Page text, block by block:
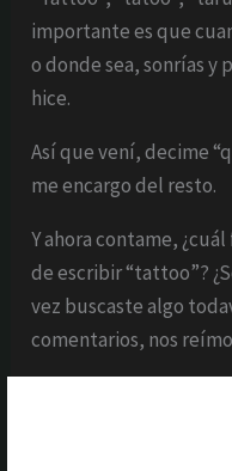
importante es que
o donde sea, sonrías y
hice.
Así que vení, decime
me encargo del resto.
Y ahora contame,
de escribir “tattoo”?
vez buscaste algo
comentarios, nos